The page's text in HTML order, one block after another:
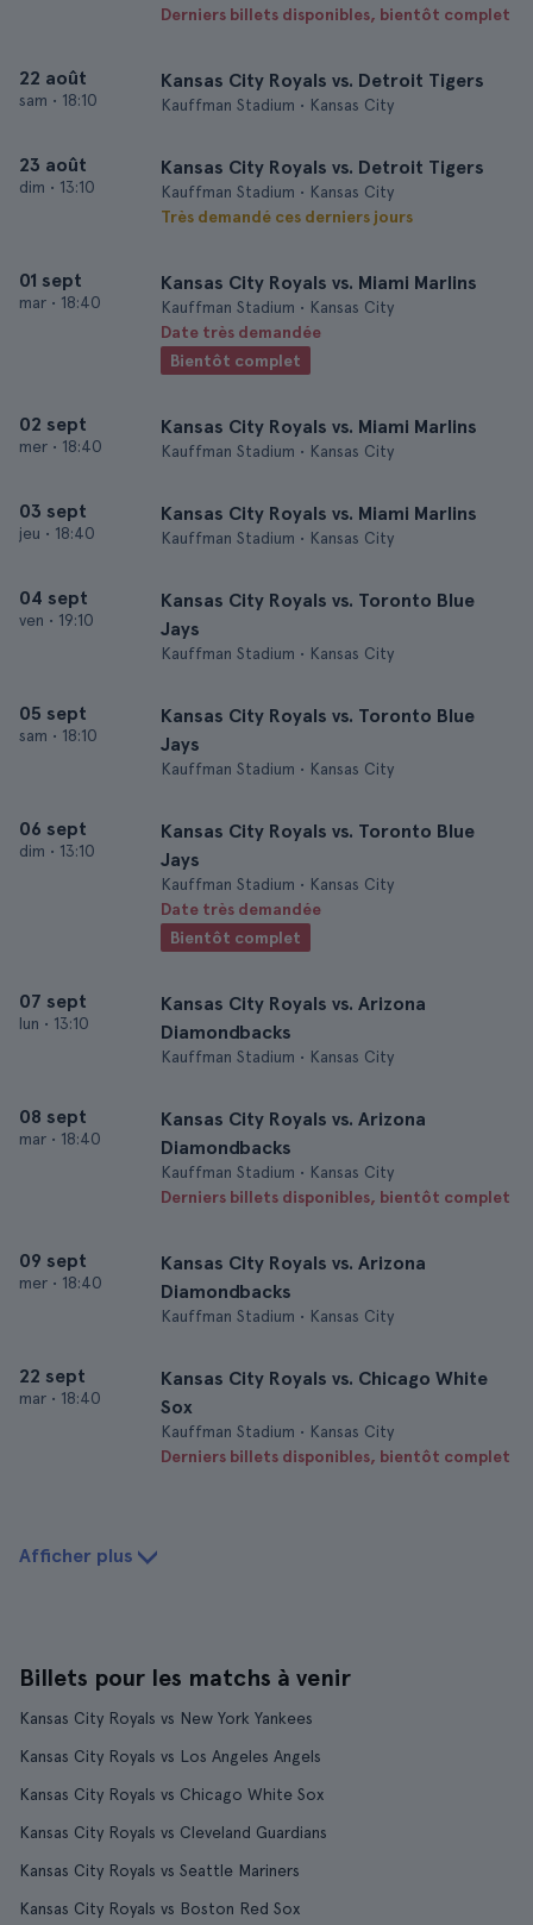
Derniers billets disponibles, bientôt complet
22 août
sam • 18:10
Kansas City Royals vs. Detroit Tigers
Kauffman Stadium • Kansas City
23 août
dim • 13:10
Kansas City Royals vs. Detroit Tigers
Kauffman Stadium • Kansas City
Très demandé ces derniers jours
01 sept
mar • 18:40
Kansas City Royals vs. Miami Marlins
Kauffman Stadium • Kansas City
Date très demandée
Bientôt complet
02 sept
mer • 18:40
Kansas City Royals vs. Miami Marlins
Kauffman Stadium • Kansas City
03 sept
jeu • 18:40
Kansas City Royals vs. Miami Marlins
Kauffman Stadium • Kansas City
04 sept
ven • 19:10
Kansas City Royals vs. Toronto Blue
Jays
Kauffman Stadium • Kansas City
05 sept
sam • 18:10
Kansas City Royals vs. Toronto Blue
Jays
Kauffman Stadium • Kansas City
06 sept
dim • 13:10
Kansas City Royals vs. Toronto Blue
Jays
Kauffman Stadium • Kansas City
Date très demandée
Bientôt complet
07 sept
lun • 13:10
Kansas City Royals vs. Arizona
Diamondbacks
Kauffman Stadium • Kansas City
08 sept
mar • 18:40
Kansas City Royals vs. Arizona
Diamondbacks
Kauffman Stadium • Kansas City
Derniers billets disponibles, bientôt complet
09 sept
mer • 18:40
Kansas City Royals vs. Arizona
Diamondbacks
Kauffman Stadium • Kansas City
22 sept
mar • 18:40
Kansas City Royals vs. Chicago White
Sox
Kauffman Stadium • Kansas City
Derniers billets disponibles, bientôt complet
Afficher plus
Billets pour les matchs à venir
Kansas City Royals vs New York Yankees
Kansas City Royals vs Los Angeles Angels
Kansas City Royals vs Chicago White Sox
Kansas City Royals vs Cleveland Guardians
Kansas City Royals vs Seattle Mariners
Kansas City Royals vs Boston Red Sox